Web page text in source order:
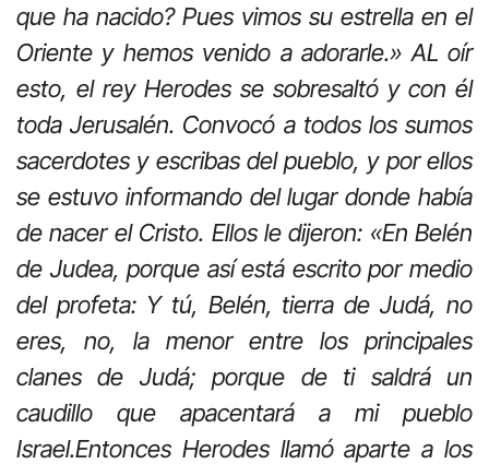
que ha nacido? Pues vimos su estrella en el
Oriente y hemos venido a adorarle.» AL oír
esto, el rey Herodes se sobresaltó y con él
toda Jerusalén. Convocó a todos los sumos
sacerdotes y escribas del pueblo, y por ellos
se estuvo informando del lugar donde había
de nacer el Cristo. Ellos le dijeron: «En Belén
de Judea, porque así está escrito por medio
del profeta: Y tú, Belén, tierra de Judá, no
eres, no, la menor entre los principales
clanes de Judá; porque de ti saldrá un
caudillo que apacentará a mi pueblo
Israel.Entonces Herodes llamó aparte a los